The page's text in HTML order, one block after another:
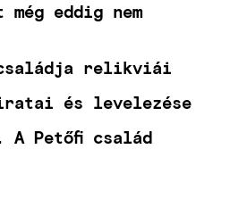
eddig nem
családja relikviái
és levelezése
A Petőfi család